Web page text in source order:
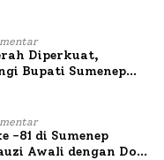
Diperkuat,
Bupati Sumenep
-81 di Sumenep
Awali dengan Doa